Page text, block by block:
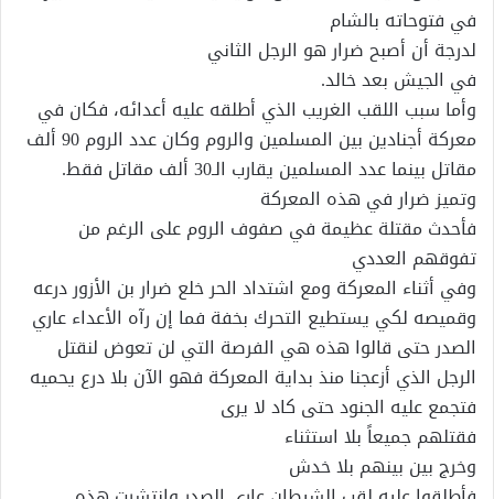
في فتوحاته بالشام
لدرجة أن أصبح ضرار هو الرجل الثاني
في الجيش بعد خالد.
وأما سبب اللقب الغريب الذي أطلقه عليه أعدائه، فكان في
معركة أجنادين بين المسلمين والروم وكان عدد الروم 90 ألف
مقاتل بينما عدد المسلمين يقارب الـ30 ألف مقاتل فقط.
وتميز ضرار في هذه المعركة
فأحدث مقتلة عظيمة في صفوف الروم على الرغم من
تفوقهم العددي
وفي أثناء المعركة ومع اشتداد الحر خلع ضرار بن الأزور درعه
وقميصه لكي يستطيع التحرك بخفة فما إن رآه الأعداء عاري
الصدر حتى قالوا هذه هي الفرصة التي لن تعوض لنقتل
الرجل الذي أزعجنا منذ بداية المعركة فهو الآن بلا درع يحميه
فتجمع عليه الجنود حتى كاد لا يرى
فقتلهم جميعاً بلا استثناء
وخرج بين بينهم بلا خدش